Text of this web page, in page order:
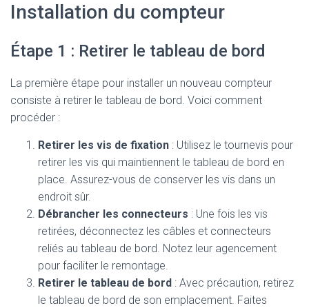
Installation du compteur
Étape 1 : Retirer le tableau de bord
La première étape pour installer un nouveau compteur
consiste à retirer le tableau de bord. Voici comment
procéder :
Retirer les vis de fixation : Utilisez le tournevis pour
retirer les vis qui maintiennent le tableau de bord en
place. Assurez-vous de conserver les vis dans un
endroit sûr.
Débrancher les connecteurs : Une fois les vis
retirées, déconnectez les câbles et connecteurs
reliés au tableau de bord. Notez leur agencement
pour faciliter le remontage.
Retirer le tableau de bord : Avec précaution, retirez
le tableau de bord de son emplacement. Faites